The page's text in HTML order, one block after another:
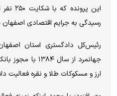
این
رسیدگی به جرایم اقتصادی اصفهان
رئیس‌کل دادگستری استان
جهانمرد از سال
ارز و مسکوکات طلا و نقره فعالیت